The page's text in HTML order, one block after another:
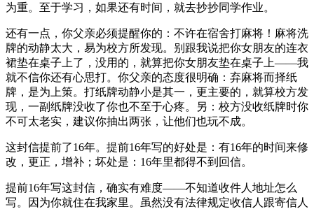
为重。至于学习，如果还有时间，就去抄抄同学作业。
还有一点，你父亲必须提醒你的：不许在宿舍打麻将！麻将洗
牌的动静太大，易为校方所发现。别跟我说把你女朋友的连衣
裙垫在桌子上了，没用的，就算把你女朋友垫在桌子上——我
就不信你还有心思打。你父亲的态度很明确：弃麻将而择纸
牌，是为上策。打纸牌动静小是其一，更主要的，就算校方发
现，一副纸牌没收了你也不至于心疼。另：校方没收纸牌时你
不可太老实，建议你抽出两张，让他们也玩不成。
这封信提前了16年。提前16年写的好处是：有16年的时间来修
改，更正，增补；坏处是：16年里都得不到回信。
提前16年写这封信，确实有难度——不知道收件人地址怎么
写。因为你就住在我家里。虽然没有法律规定收信人跟寄信人